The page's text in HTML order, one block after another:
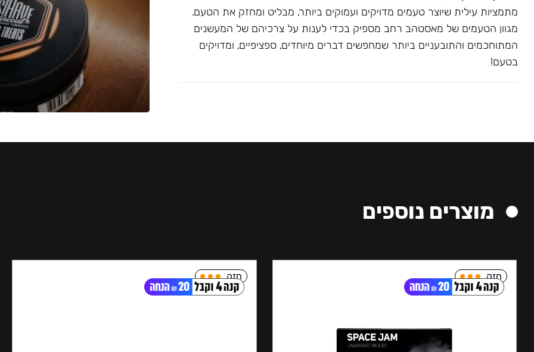
מתמציות עילית שיוצר טעמים מדויקים ועמוקים ביותר, מבליט ומחזק את הטעם.
מגוון הטעמים של מאסטהב רחב מספיק בכדי לענות על צרכיהם של המעשנים
המתוחכמים והתובעניים ביותר שמחפשים דברים מיוחדים, ספציפיים, ומדויקים
בטעם!
מוצרים נוספים
חזק חזק